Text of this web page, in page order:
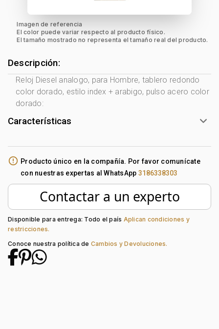
Imagen de referencia
El color puede variar respecto al producto físico.
El tamaño mostrado no representa el tamaño real del producto.
Descripción:
Reloj Diesel analogo, para Hombre, tablero redondo
color dorado, estilo index + arabigo, pulso acero color
dorado:
Características
Marca: Diesel
Género:
Forma de caja: Redondo
Movimiento: Quartz
Tipo de cristal: Mineral
Color del tablero: Dorado
Color del Pulso: Dorado
Estilo de numeración:
Index + Arábigo
Material del pulso:
Tipo de cierre: Desplegable Seguridad
error_outline Producto único en la compañía. Por favor comunícate
con nuestras expertas al WhatsApp 3186338303
Contactar a un experto
Disponible para entrega: Todo el país Aplican condiciones y
restricciones.
Conoce nuestra política de Cambios y Devoluciones.